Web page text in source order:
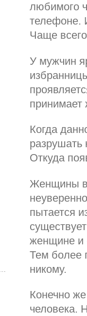
любимого
телефоне.
Чаще
У мужчин
принимает
Когда
разрушать
Откуда
Женщины в
пытается
женщине и
Тем более
никому.
Конечно
человека.